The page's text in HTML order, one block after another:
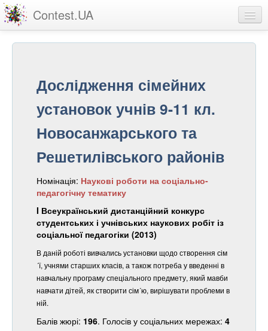
Contest.UA
Статистика
Про проект
реєстрація
Дослідження сімейних
установок учнів 9-11 кл.
Новосанжарського та
Решетилівського районів
Номінація: Наукові роботи на соціально-
педагогічну тематику
I Всеукраїнський дистанційний конкурс
студентських і учнівських наукових робіт із
соціальної педагогіки (2013)
В даній роботі вивчались установки щодо створення сім
´ї, учнями старших класів, а також потреба у введенні в
навчальну програму спеціального предмету, який мавби
навчати дітей, як створити сім´ю, вирішувати проблеми в
ній.
Балів жюрі: 196. Голосів у соціальних мережах: 4